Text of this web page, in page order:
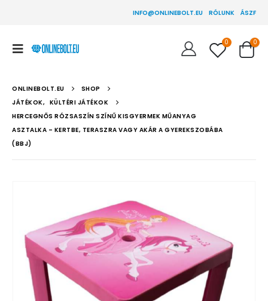
INFO@ONLINEBOLT.EU RÓLUNK ÁSZF
0 0
ONLINEBOLT.EU
SHOP
JÁTÉKOK, KÜLTÉRI JÁTÉKOK
HERCEGNŐS RÓZSASZÍN SZÍNŰ KISGYERMEK MŰANYAG
ASZTALKA – KERTBE, TERASZRA VAGY AKÁR A GYEREKSZOBÁBA
(BBJ)